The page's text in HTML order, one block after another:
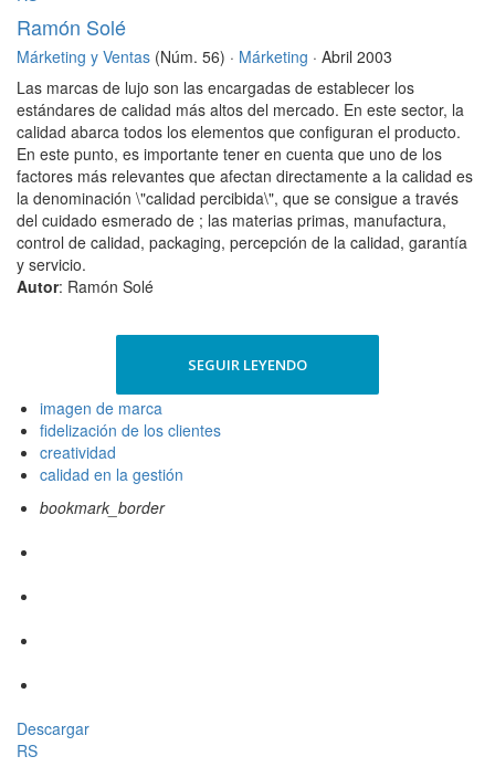
Ramón Solé
Márketing y Ventas (Núm. 56) · Márketing · Abril 2003
Las marcas de lujo son las encargadas de establecer los
estándares de calidad más altos del mercado. En este sector, la
calidad abarca todos los elementos que configuran el producto.
En este punto, es importante tener en cuenta que uno de los
factores más relevantes que afectan directamente a la calidad es
la denominación \"calidad percibida\", que se consigue a través
del cuidado esmerado de ; las materias primas, manufactura,
control de calidad, packaging, percepción de la calidad, garantía
y servicio.
Autor: Ramón Solé
SEGUIR LEYENDO
imagen de marca
fidelización de los clientes
creatividad
calidad en la gestión
bookmark_border
Descargar
RS